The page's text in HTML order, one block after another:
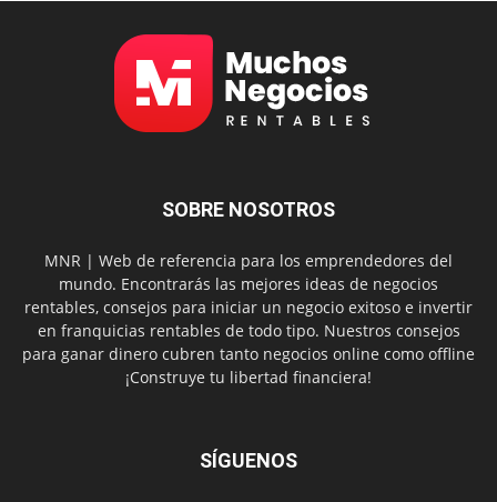
SOBRE NOSOTROS
MNR | Web de referencia para los emprendedores del
mundo. Encontrarás las mejores ideas de negocios
rentables, consejos para iniciar un negocio exitoso e invertir
en franquicias rentables de todo tipo. Nuestros consejos
para ganar dinero cubren tanto negocios online como offline
¡Construye tu libertad financiera!
SÍGUENOS